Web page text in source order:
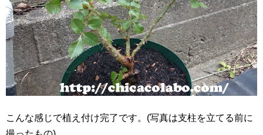
こんな感じで植え付け完了です。(写真は支柱を立てる前に